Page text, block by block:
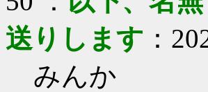
送りします ：
みんか